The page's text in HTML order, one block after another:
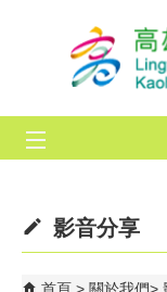
影音分享